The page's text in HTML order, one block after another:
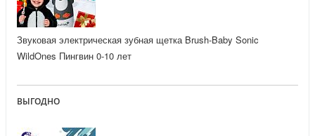
Звуковая электрическая зубная щетка Brush-Baby Sonic
WildOnes Пингвин 0-10 лет
ВЫГОДНО